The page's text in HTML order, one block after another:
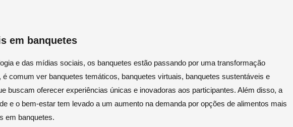
em banquetes
e das mídias sociais, os banquetes estão passando por uma transformação
é comum ver banquetes temáticos, banquetes virtuais, banquetes sustentáveis e
buscam oferecer experiências únicas e inovadoras aos participantes. Além disso, a
e o bem-estar tem levado a um aumento na demanda por opções de alimentos mais
em banquetes.